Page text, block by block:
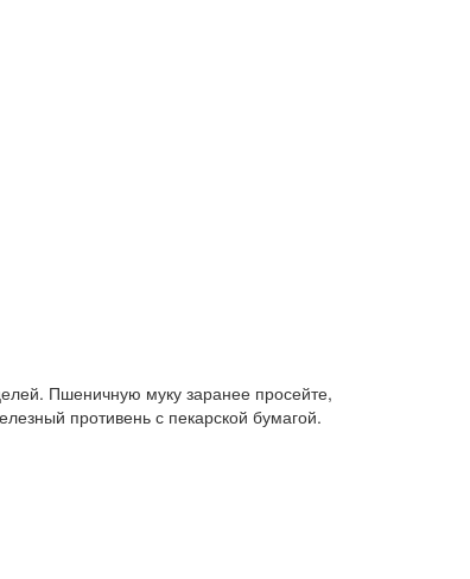
Пшеничную муку заранее просейте,
противень с пекарской бумагой.